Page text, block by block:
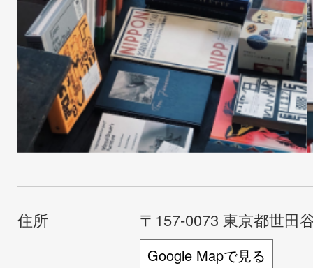
住所 〒157-0073 東京都世田
Google Mapで見る